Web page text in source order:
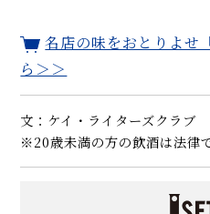
名店の味をおとりよせ
ら＞＞
文：ケイ・ライターズクラブ
※20歳未満の方の飲酒は法律